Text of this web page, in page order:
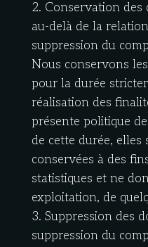
2. Conservation des
au-delà de la
suppression du
Nous conservons
pour la durée
réalisation des
présente politique
de cette durée,
conservées à des
statistiques et ne
exploitation, de
3. Suppression des
suppression du